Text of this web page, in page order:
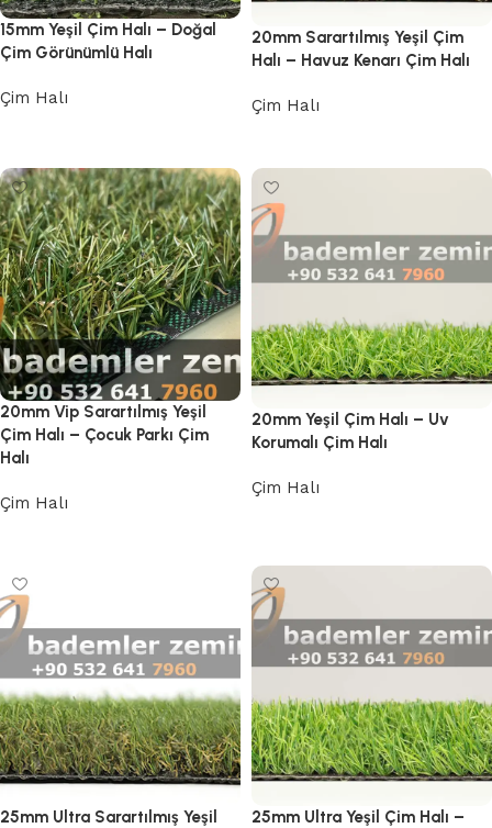
15mm Yeşil Çim Halı – Doğal
Çim Görünümlü Halı
Çim Halı
20mm Sarartılmış Yeşil Çim
Halı – Havuz Kenarı Çim Halı
Çim Halı
20mm Vip Sarartılmış Yeşil
Çim Halı – Çocuk Parkı Çim
Halı
Çim Halı
20mm Yeşil Çim Halı – Uv
Korumalı Çim Halı
Çim Halı
25mm Ultra Sarartılmış Yeşil
25mm Ultra Yeşil Çim Halı –